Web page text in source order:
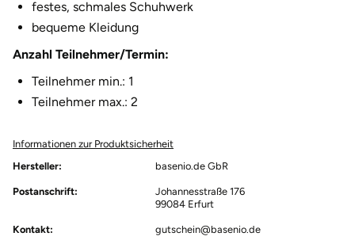
festes, schmales Schuhwerk
bequeme Kleidung
Anzahl Teilnehmer/Termin:
Teilnehmer min.: 1
Teilnehmer max.: 2
Informationen zur Produktsicherheit
Hersteller:
basenio.de GbR
Postanschrift:
Johannesstraße 176
99084 Erfurt
Kontakt: gutschein@basenio.de
Herzogenaurach
Herzogtum Lauenburg
Homburg
Horb am Neckar
Ingolstadt